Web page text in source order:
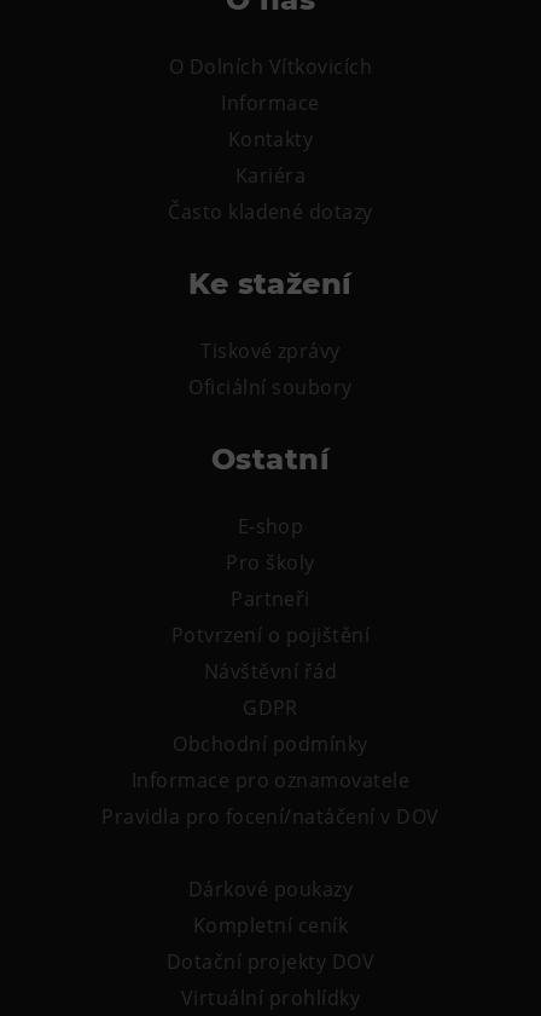
Tematické dárkové poukazy
O Dolních Vítkovicích
Informace
Kontakty
Kariéra
Často kladené dotazy
Ke stažení
Tiskové zprávy
Oficiální soubory
Ostatní
E-shop
Pro školy
Partneři
Potvrzení o pojištění
Návštěvní řád
GDPR
Obchodní podmínky
Informace pro oznamovatele
Pravidla pro focení/natáčení v DOV
Dárkové poukazy
Kompletní ceník
Dotační projekty DOV
Virtuální prohlídky